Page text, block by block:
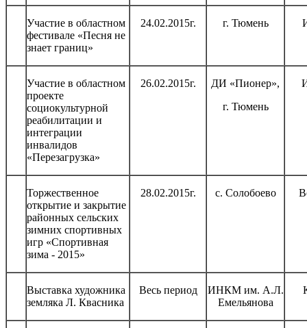
Участие в областном
фестивале «Песня не
знает границ»
24.02.2015г. г. Тюмень
Участие в областном
проекте
социокультурной
реабилитации и
интеграции
инвалидов
«Перезагрузка»
26.02.2015г.
ДИ «Пионер»,
г. Тюмень
Торжественное
открытие и закрытие
районных сельских
зимних спортивных
игр «Спортивная
зима - 2015»
28.02.2015г. с. Солобоево
Выставка художника
земляка Л. Квасника
Весь период
ИНКМ им. А.Л.
Емельянова